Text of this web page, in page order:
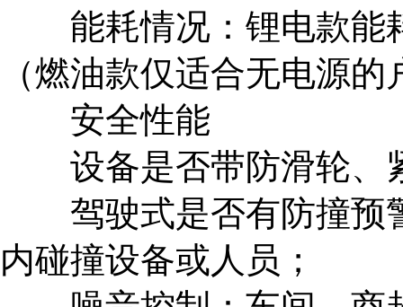
能耗情况：锂电款能
（燃油款仅适合无电源
安全性能
设备是否带防滑轮、
驾驶式是否有防撞预
内碰撞设备或人员；